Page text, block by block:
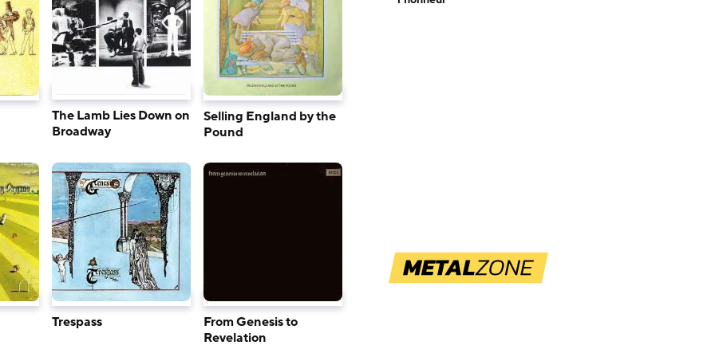
The Lamb Lies Down on
Broadway
Selling England by the
Pound
Trespass
From Genesis to
Revelation